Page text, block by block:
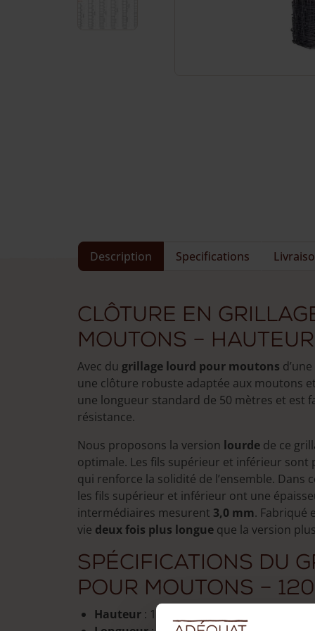
Description Specifications
Clôture en
moutons – hauteur
Avec du grillage lourd pour moutons
une clôture robuste adaptée aux moutons
une longueur standard de 50 mètres et est
résistance.
Nous proposons la version lourde de ce
optimale. Les fils supérieur et inférieur sont
qui renforce la solidité de l’ensemble. Dans
les fils supérieur et inférieur ont une
intermédiaires mesurent 3,0 mm. Fabriqué
vie deux fois plus longue que la version
Spécifications du
pour moutons –
Hauteur : 120 cm